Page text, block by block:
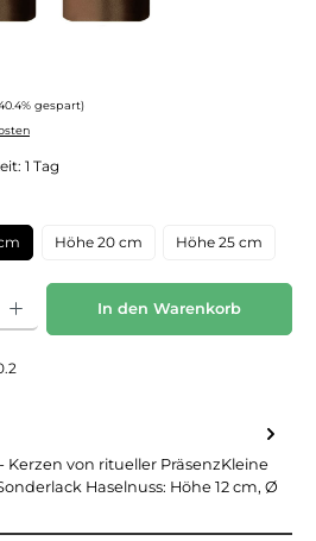
gespart)
1 Tag
Höhe 20 cm Höhe 25 cm
Wert ein oder benutze die Schaltflächen um
In den Warenkorb
Kerzen von ritueller PräsenzKleine
Haselnuss: Höhe 12 cm, Ø